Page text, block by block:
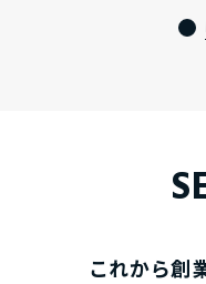
これから創